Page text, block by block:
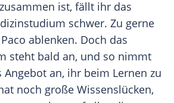
ist, fällt ihr das
schwer. Zu gerne
ablenken. Doch das
steht bald an, und so nimmt
Angebot an, ihr beim Lernen zu
noch große Wissenslücken,